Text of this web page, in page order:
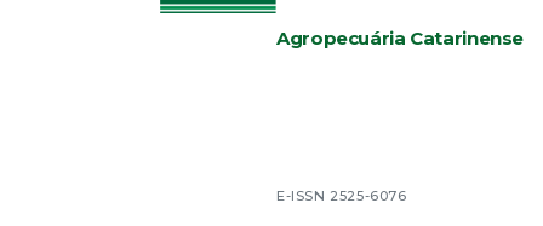
Agropecuária Catarinense
E-ISSN 2525-6076